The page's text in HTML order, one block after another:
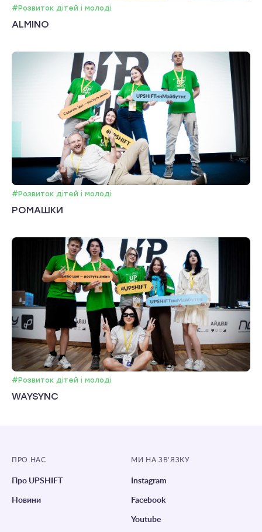
#Розвиток дітей і молоді
ALMINO
#Розвиток дітей і молоді
РОМАШКИ
#Розвиток дітей і молоді
WAYSYNC
ПРО НАС
Про UPSHIFT
Новини
МИ НА ЗВ’ЯЗКУ
Instagram
Facebook
Youtube